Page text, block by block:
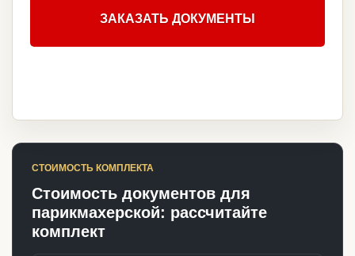
ЗАКАЗАТЬ ДОКУМЕНТЫ
СТОИМОСТЬ КОМПЛЕКТА
Стоимость документов для
парикмахерской: рассчитайте
комплект